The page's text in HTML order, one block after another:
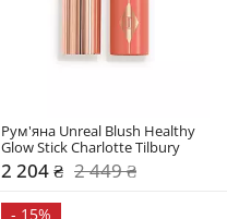
Рум'яна Unreal Blush Healthy
Glow Stick Charlotte Tilbury
2 204 ₴ 2 449 ₴
- 15%